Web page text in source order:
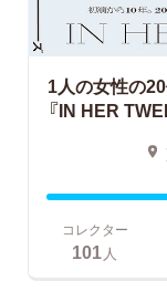
1人の女性の
『IN HER
コレクター
101 人